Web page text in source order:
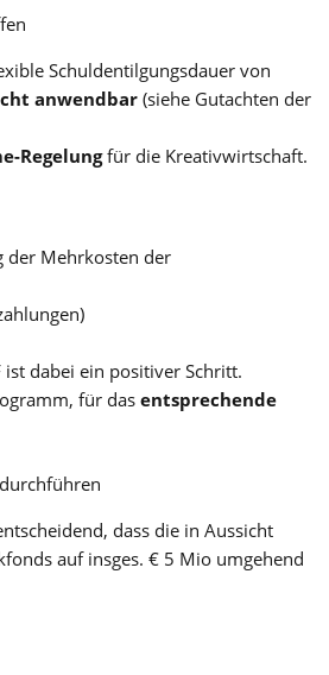
Schuldentilgungsdauer von
anwendbar(siehe Gutachten der
Regelungfür die Kreativwirtschaft.
der Mehrkosten der
dabei ein positiver Schritt.
für das entsprechende
dass die in Aussicht
auf insges. € 5 Mio umgehend